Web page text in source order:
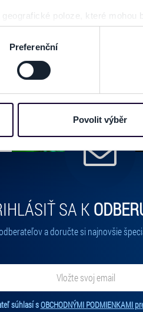
poloze, které mohou
aktivního skenování pro
vaše osobní údaje, a nastavte si
v části Prohlášení o souborech
aktivitě na našich webových
např. k analýze
níže. Možnosti zpracování
Preferenční
Povolit výběr
GALÉRIA
SA K
a doručte si najnovšie
Vaša adresa nebude zdieľaná s tretími
súhlasí sOBCHODNÝMI PODMIENKAMI